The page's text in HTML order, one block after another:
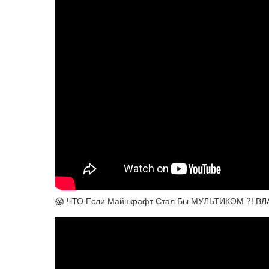
😱 ЧТО Если Майнкрафт Стал Бы МУЛЬТИКОМ ?!